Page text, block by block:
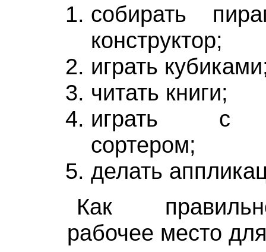
собирать
конструктор;
играть
читать книги;
играть с
сортером;
делать
Как
рабочее место